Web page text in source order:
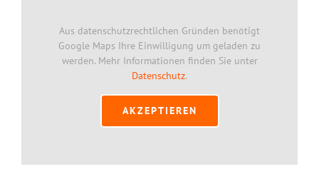
Aus datenschutzrechtlichen Gründen benötigt
Google Maps Ihre Einwilligung um geladen zu
werden. Mehr Informationen finden Sie unter
Datenschutz.
AKZEPTIEREN